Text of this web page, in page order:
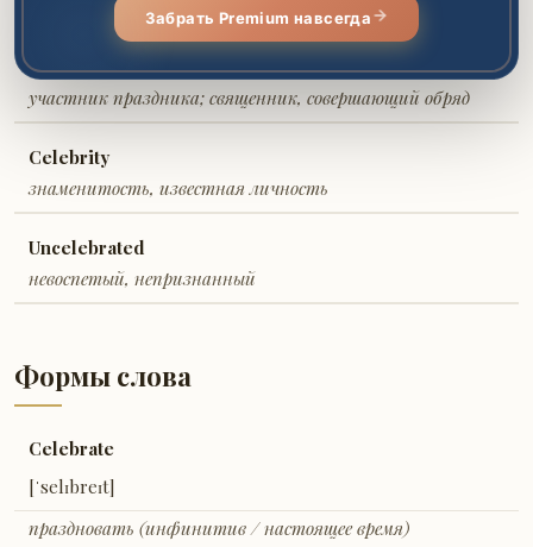
Забрать Premium навсегда
праздничный, торжественный
Celebrant
участник праздника; священник, совершающий обряд
Celebrity
знаменитость, известная личность
Uncelebrated
невоспетый, непризнанный
Формы слова
Celebrate
[ˈselɪbreɪt]
праздновать (инфинитив / настоящее время)